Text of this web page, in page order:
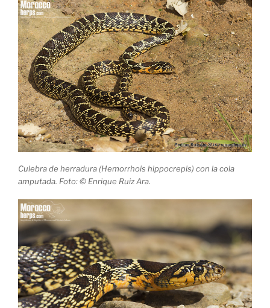
Culebra de herradura (Hemorrhois hippocrepis) con la cola
amputada. Foto: © Enrique Ruiz Ara.